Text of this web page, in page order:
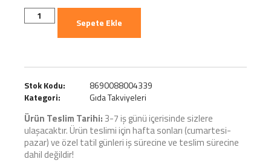
Sepete Ekle
Stok Kodu:
8690088004339
Kategori:
Gıda Takviyeleri
Ürün Teslim Tarihi:3-7 iş günü içerisinde sizlere
ulaşacaktır. Ürün teslimi için hafta sonları (cumartesi-
pazar) ve özel tatil günleri iş sürecine ve teslim sürecine
dahil değildir!